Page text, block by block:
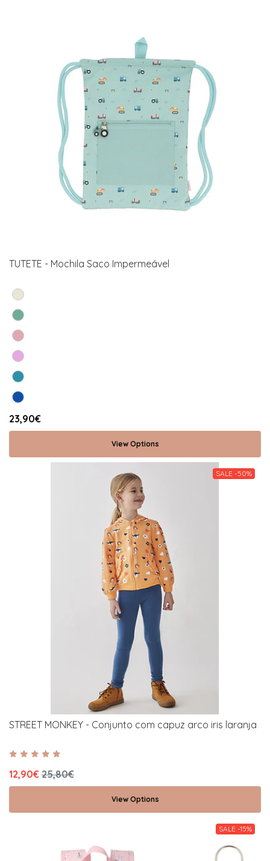
TUTETE - Mochila Saco Impermeável
23,90€
View Options
SALE -50%
STREET MONKEY - Conjunto com capuz arco iris laranja
12,90€ 25,80€
View Options
SALE -15%